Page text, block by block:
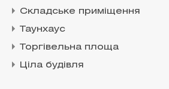
Складське приміщення
Таунхаус
Торгівельна площа
Ціла будівля